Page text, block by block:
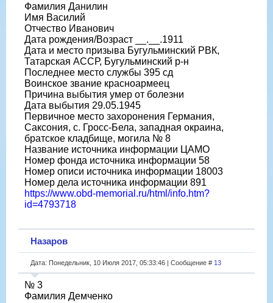
Фамилия Данилин
Имя Василий
Отчество Иванович
Дата рождения/Возраст __.__.1911
Дата и место призыва Бугульминский РВК,
Татарская АССР, Бугульминский р-н
Последнее место службы 395 сд
Воинское звание красноармеец
Причина выбытия умер от болезни
Дата выбытия 29.05.1945
Первичное место захоронения Германия,
Саксония, с. Гросс-Бела, западная окраина,
братское кладбище, могила № 8
Название источника информации ЦАМО
Номер фонда источника информации 58
Номер описи источника информации 18003
Номер дела источника информации 891
https://www.obd-memorial.ru/html/info.htm?
id=4793718
Назаров
Дата: Понедельник, 10 Июля 2017, 05:33:46 | Сообщение # 13
№ 3
Фамилия Демченко